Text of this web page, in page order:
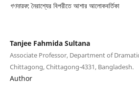
গণনায়ক: নৈরাশ্যের বিপরীতে আশার আলোকবর্তিকা
Tanjee Fahmida Sultana
Associate Professor, Department of
Chittagong, Chittagong-4331, Bangladesh.
Author